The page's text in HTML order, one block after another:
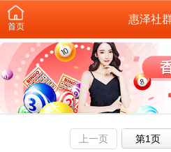
首页
惠泽社
上一页 第1页